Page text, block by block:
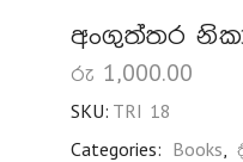
අංගුත්තර
රු 1,000.00
SKU: TRI 18
Categories:
Books,